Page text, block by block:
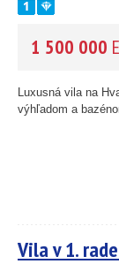
Južná
CENA(vyberte
1 500 000
Luxusná vila na
výhľadom a
Vila v 1.